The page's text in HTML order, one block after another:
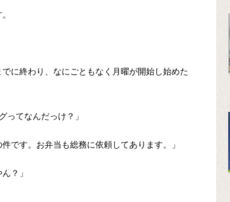
に終わり、なにごともなく月曜が開始し始めた
ってなんだっけ？」
です。お弁当も総務に依頼してあります。」
？」